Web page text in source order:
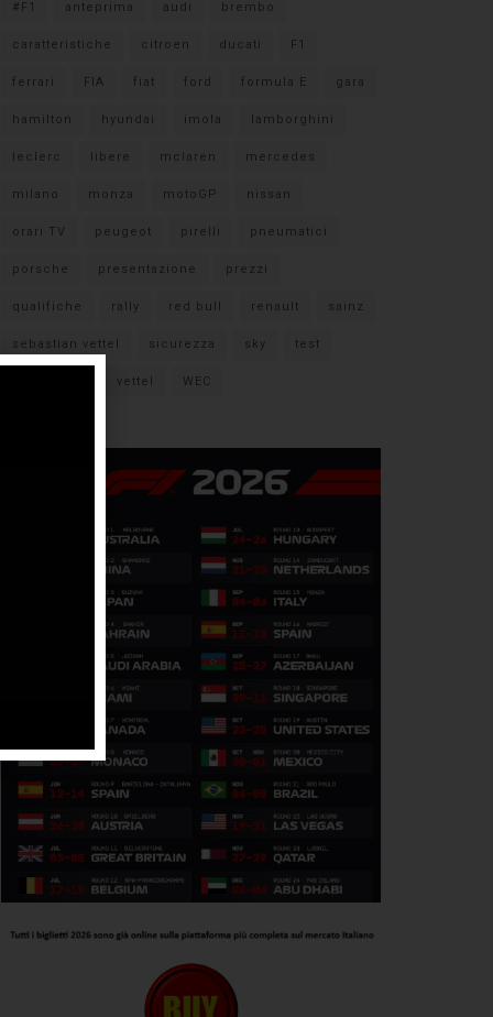
#F1 anteprima audi brembo
caratteristiche citroen ducati F1
ferrari FIA fiat ford formula E gara
hamilton hyundai imola lamborghini
leclerc libere mclaren mercedes
milano monza motoGP nissan
orari TV peugeot pirelli pneumatici
porsche presentazione prezzi
qualifiche rally red bull renault sainz
sebastian vettel sicurezza sky test
vettel WEC